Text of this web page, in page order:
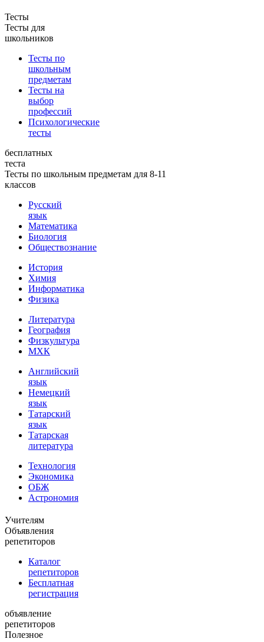
Тесты
Тесты для
школьников
Тесты по
школьным
предметам
Тесты на
выбор
профессий
Психологические
тесты
бесплатных
теста
Тесты по школьным предметам для 8-11
классов
Русский
язык
Математика
Биология
Обществознание
История
Химия
Информатика
Физика
Литература
География
Физкультура
МХК
Английский
язык
Немецкий
язык
Татарский
язык
Татарская
литература
Технология
Экономика
ОБЖ
Астрономия
Учителям
Объявления
репетиторов
Каталог
репетиторов
Бесплатная
регистрация
объявление
репетиторов
Полезное